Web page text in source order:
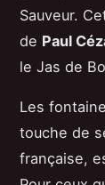
Sauveur.
de Paul
le Jas de
Les
touche de
française,